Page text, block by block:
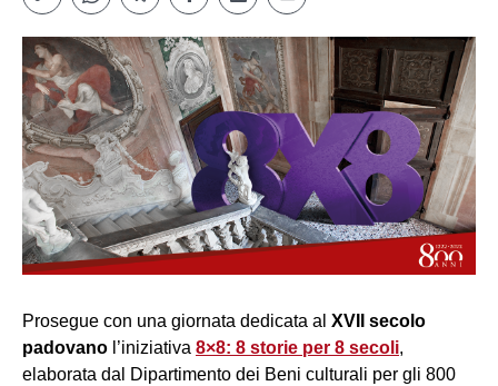
Prosegue con una giornata dedicata al XVII secolo
padovano l’iniziativa 8×8: 8 storie per 8 secoli,
elaborata dal Dipartimento dei Beni culturali per gli 800